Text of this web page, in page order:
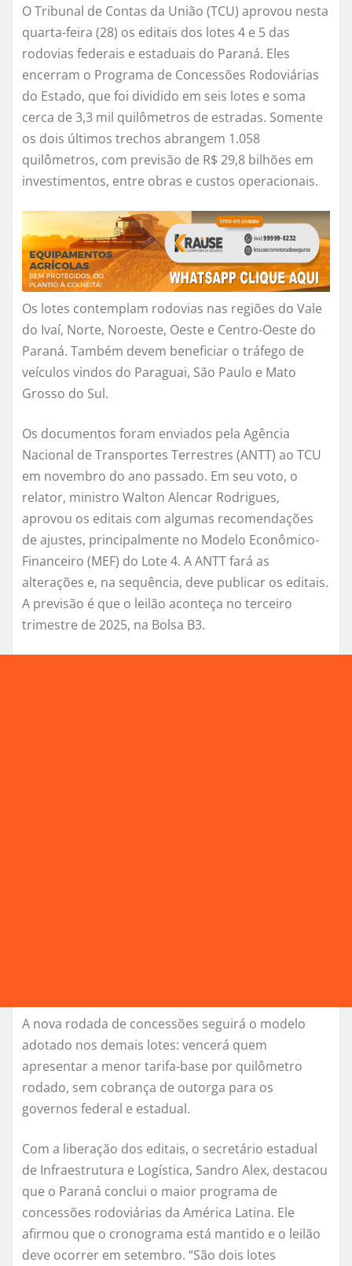
O Tribunal de Contas da União (TCU) aprovou nesta
quarta-feira (28) os editais dos lotes 4 e 5 das
rodovias federais e estaduais do Paraná. Eles
encerram o Programa de Concessões Rodoviárias
do Estado, que foi dividido em seis lotes e soma
cerca de 3,3 mil quilômetros de estradas. Somente
os dois últimos trechos abrangem 1.058
quilômetros, com previsão de R$ 29,8 bilhões em
investimentos, entre obras e custos operacionais.
Os lotes contemplam rodovias nas regiões do Vale
do Ivaí, Norte, Noroeste, Oeste e Centro-Oeste do
Paraná. Também devem beneficiar o tráfego de
veículos vindos do Paraguai, São Paulo e Mato
Grosso do Sul.
Os documentos foram enviados pela Agência
Nacional de Transportes Terrestres (ANTT) ao TCU
em novembro do ano passado. Em seu voto, o
relator, ministro Walton Alencar Rodrigues,
aprovou os editais com algumas recomendações
de ajustes, principalmente no Modelo Econômico-
Financeiro (MEF) do Lote 4. A ANTT fará as
alterações e, na sequência, deve publicar os editais.
A previsão é que o leilão aconteça no terceiro
trimestre de 2025, na Bolsa B3.
A nova rodada de concessões seguirá o modelo
adotado nos demais lotes: vencerá quem
apresentar a menor tarifa-base por quilômetro
rodado, sem cobrança de outorga para os
governos federal e estadual.
Com a liberação dos editais, o secretário estadual
de Infraestrutura e Logística, Sandro Alex, destacou
que o Paraná conclui o maior programa de
concessões rodoviárias da América Latina. Ele
afirmou que o cronograma está mantido e o leilão
deve ocorrer em setembro. “São dois lotes